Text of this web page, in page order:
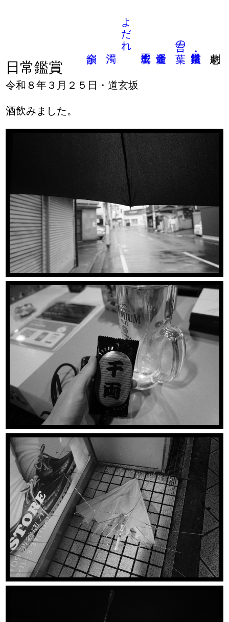
言の葉
よだれ
日常鑑賞
令和８年３月２５日・道玄坂
酒飲みました。